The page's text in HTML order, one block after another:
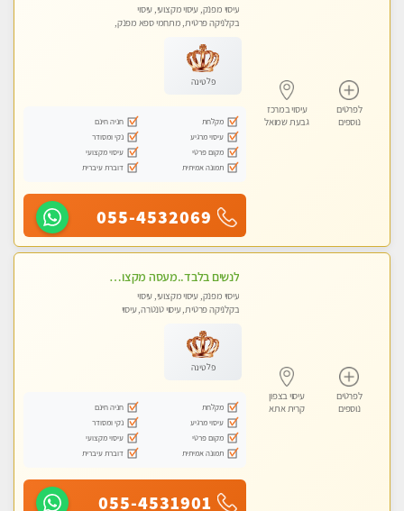
לפרטים
נוספים
עיסוי במרכז
גבעת שמואל
עיסוי מפנק, עיסוי מקצועי, עיסוי
בקלניקה פרטית, מתחמי ספא מפנק,
לנשים בלבד
פלטינה
מקלחת
חניה חינם
עיסוי מרגיע
נקי ומסודר
מקום פרטי
עיסוי מקצועי
תמונה אמיתית
דוברת עיברית
055-4532069
לפרטים
נוספים
עיסוי בצפון
קרית אתא
לנשים בלבד..מעסה מקצועי לנשים בלבד לעיסוי מרגיע ומפנק VIP-מומלץ לחלוטין! פרטי! ​​​​​​
עיסוי מפנק, עיסוי מקצועי, עיסוי
בקלניקה פרטית, עיסוי טנטרה, עיסוי
פלטינה
מקלחת
חניה חינם
עיסוי מרגיע
נקי ומסודר
מקום פרטי
עיסוי מקצועי
תמונה אמיתית
דוברת עיברית
055-4531901